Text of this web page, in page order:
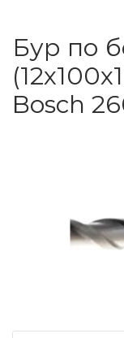
Бур по
Bosch